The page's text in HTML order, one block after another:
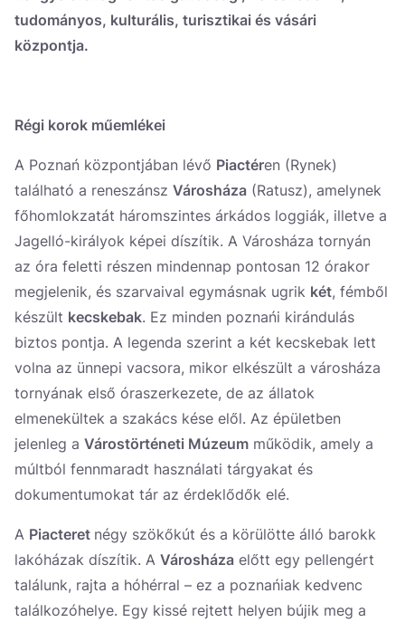
tudományos, kulturális, turisztikai és vásári
központja.
Régi korok műemlékei
A Poznań központjában lévő Piactéren (Rynek)
található a reneszánsz Városháza (Ratusz), amelynek
főhomlokzatát háromszintes árkádos loggiák, illetve a
Jagelló-királyok képei díszítik. A Városháza tornyán
az óra feletti részen mindennap pontosan 12 órakor
megjelenik, és szarvaival egymásnak ugrik két, fémből
készült kecskebak. Ez minden poznańi kirándulás
biztos pontja. A legenda szerint a két kecskebak lett
volna az ünnepi vacsora, mikor elkészült a városháza
tornyának első óraszerkezete, de az állatok
elmenekültek a szakács kése elől. Az épületben
jelenleg a Várostörténeti Múzeum működik, amely a
múltból fennmaradt használati tárgyakat és
dokumentumokat tár az érdeklődők elé.
A Piacteret négy szökőkút és a körülötte álló barokk
lakóházak díszítik. A Városháza előtt egy pellengért
találunk, rajta a hóhérral – ez a poznańiak kedvenc
találkozóhelye. Egy kissé rejtett helyen bújik meg a